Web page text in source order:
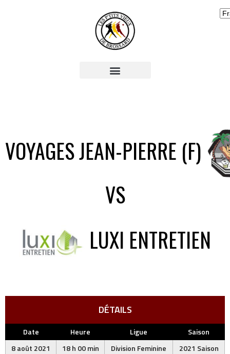
VOYAGES JEAN-PIERRE (F)
VS
LUXI ENTRETIEN
DÉTAILS
Date Heure Ligue
Saison
8 août 2021
18 h 00 min Division Feminine 2021 Saison